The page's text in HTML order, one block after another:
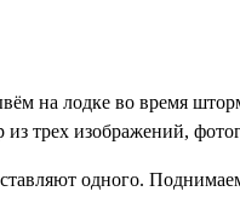
на лодке во время
трех изображений,
одного.